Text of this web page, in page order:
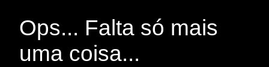
Ops... Falta só mais
uma coisa...